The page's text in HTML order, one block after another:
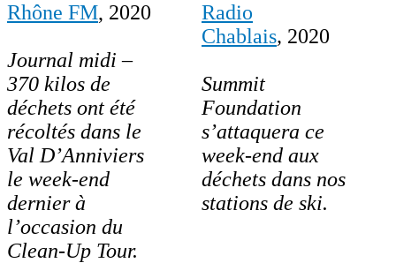
Rhône FM, 2020
Journal midi –
370 kilos de
déchets ont été
récoltés dans le
Val D’Anniviers
le week-end
dernier à
l’occasion du
Clean-Up Tour.
Radio
Chablais, 2020
Summit
Foundation
s’attaquera ce
week-end aux
déchets dans nos
stations de ski.